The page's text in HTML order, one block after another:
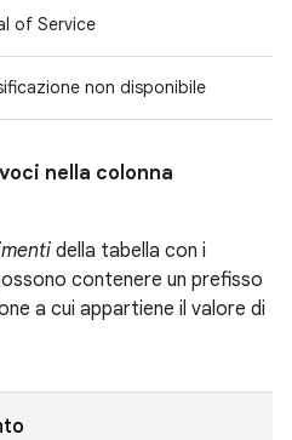
of Service
non disponibile
nella colonna
della tabella con i
contenere un prefisso
a cui appartiene il valore di